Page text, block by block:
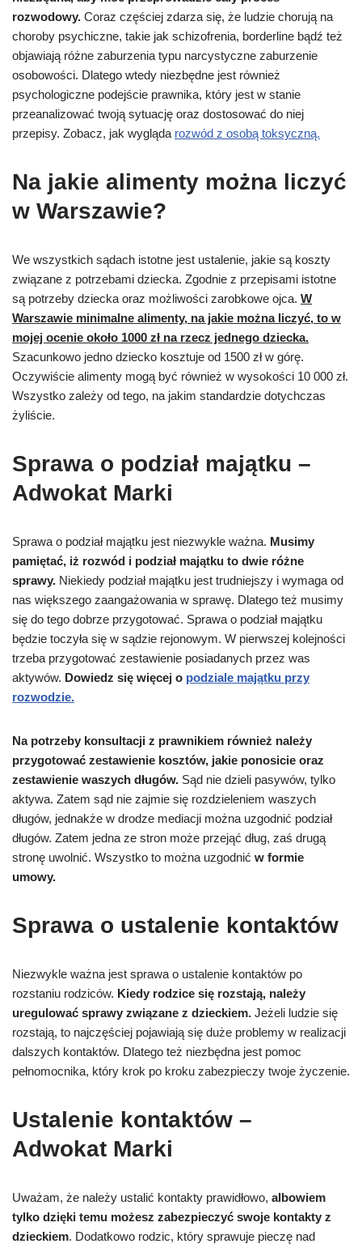
rozwodowy. Coraz częściej zdarza się, że ludzie chorują na
choroby psychiczne, takie jak schizofrenia, borderline bądź też
objawiają różne zaburzenia typu narcystyczne zaburzenie
osobowości. Dlatego wtedy niezbędne jest również
psychologiczne podejście prawnika, który jest w stanie
przeanalizować twoją sytuację oraz dostosować do niej
przepisy. Zobacz, jak wygląda rozwód z osobą toksyczną.
Na jakie alimenty można liczyć
w Warszawie?
We wszystkich sądach istotne jest ustalenie, jakie są koszty
związane z potrzebami dziecka. Zgodnie z przepisami istotne
są potrzeby dziecka oraz możliwości zarobkowe ojca. W
Warszawie minimalne alimenty, na jakie można liczyć, to w
mojej ocenie około 1000 zł na rzecz jednego dziecka.
Szacunkowo jedno dziecko kosztuje od 1500 zł w górę.
Oczywiście alimenty mogą być również w wysokości 10 000 zł.
Wszystko zależy od tego, na jakim standardzie dotychczas
żyliście.
Sprawa o podział majątku –
Adwokat Marki
Sprawa o podział majątku jest niezwykle ważna. Musimy
pamiętać, iż rozwód i podział majątku to dwie różne
sprawy. Niekiedy podział majątku jest trudniejszy i wymaga od
nas większego zaangażowania w sprawę. Dlatego też musimy
się do tego dobrze przygotować. Sprawa o podział majątku
będzie toczyła się w sądzie rejonowym. W pierwszej kolejności
trzeba przygotować zestawienie posiadanych przez was
aktywów. Dowiedz się więcej o podziale majątku przy
rozwodzie.
Na potrzeby konsultacji z prawnikiem również należy
przygotować zestawienie kosztów, jakie ponosicie oraz
zestawienie waszych długów. Sąd nie dzieli pasywów, tylko
aktywa. Zatem sąd nie zajmie się rozdzieleniem waszych
długów, jednakże w drodze mediacji można uzgodnić podział
długów. Zatem jedna ze stron może przejąć dług, zaś drugą
stronę uwolnić. Wszystko to można uzgodnić w formie
umowy.
Sprawa o ustalenie kontaktów
Niezwykle ważna jest sprawa o ustalenie kontaktów po
rozstaniu rodziców. Kiedy rodzice się rozstają, należy
uregulować sprawy związane z dzieckiem. Jeżeli ludzie się
rozstają, to najczęściej pojawiają się duże problemy w realizacji
dalszych kontaktów. Dlatego też niezbędna jest pomoc
pełnomocnika, który krok po kroku zabezpieczy twoje życzenie.
Ustalenie kontaktów –
Adwokat Marki
Uważam, że należy ustalić kontakty prawidłowo, albowiem
tylko dzięki temu możesz zabezpieczyć swoje kontakty z
dzieckiem. Dodatkowo rodzic, który sprawuje pieczę nad